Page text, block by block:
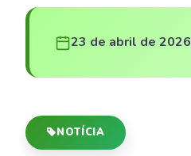
23 de abril de 2026
NOTÍCIA